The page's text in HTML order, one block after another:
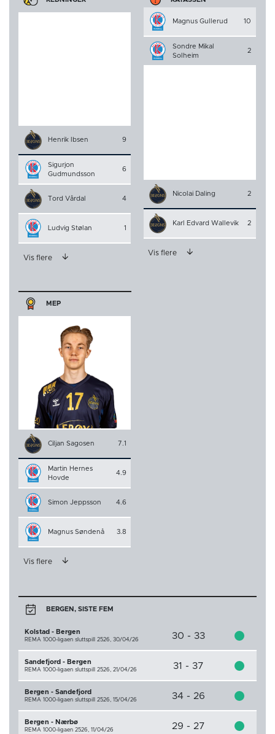
Henrik Ibsen 9
Sigurjon
Gudmundsson
6
Tord Vårdal 4
Ludvig Stølan 1
Vis flere
Magnus Gullerud 10
Sondre Mikal
Solheim
2
Nicolai Daling 2
Karl Edvard Wallevik 2
Vis flere
MEP
Ciljan Sagosen 7.1
Martin Hernes
Hovde
4.9
Simon Jeppsson 4.6
Magnus Søndenå 3.8
Vis flere
BERGEN, SISTE FEM
Kolstad - Bergen
REMA 1000-ligaen sluttspill 2526, 30/04/26 30 - 33
Sandefjord - Bergen
REMA 1000-ligaen sluttspill 2526, 21/04/26 31 - 37
Bergen - Sandefjord
REMA 1000-ligaen sluttspill 2526, 15/04/26 34 - 26
Bergen - Nærbø
REMA 1000-ligaen 2526, 11/04/26 29 - 27